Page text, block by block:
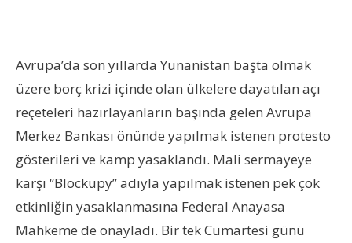
Avrupa’da son yıllarda Yunanistan başta olmak
üzere borç krizi içinde olan ülkelere dayatılan açı
reçeteleri hazırlayanların başında gelen Avrupa
Merkez Bankası önünde yapılmak istenen protesto
gösterileri ve kamp yasaklandı. Mali sermayeye
karşı “Blockupy” adıyla yapılmak istenen pek çok
etkinliğin yasaklanmasına Federal Anayasa
Mahkeme de onayladı. Bir tek Cumartesi günü